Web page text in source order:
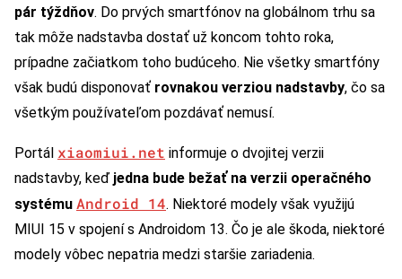
pár týždňov. Do prvých smartfónov na globálnom trhu sa
tak môže nadstavba dostať už koncom tohto roka,
prípadne začiatkom toho budúceho. Nie všetky smartfóny
však budú disponovať rovnakou verziou nadstavby, čo sa
všetkým používateľom pozdávať nemusí.
Portál xiaomiui.net informuje o dvojitej verzii
nadstavby, keď jedna bude bežať na verzii operačného
systému Android 14. Niektoré modely však využijú
MIUI 15 v spojení s Androidom 13. Čo je ale škoda, niektoré
modely vôbec nepatria medzi staršie zariadenia.